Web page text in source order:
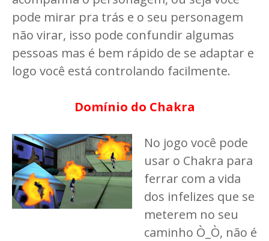
pode mirar pra trás e o seu personagem
não virar, isso pode confundir algumas
pessoas mas é bem rápido de se adaptar e
logo você está controlando facilmente.
Domínio do Chakra
No jogo você pode
usar o Chakra para
ferrar com a vida
dos infelizes que se
meterem no seu
caminho Ò_Ò, não é